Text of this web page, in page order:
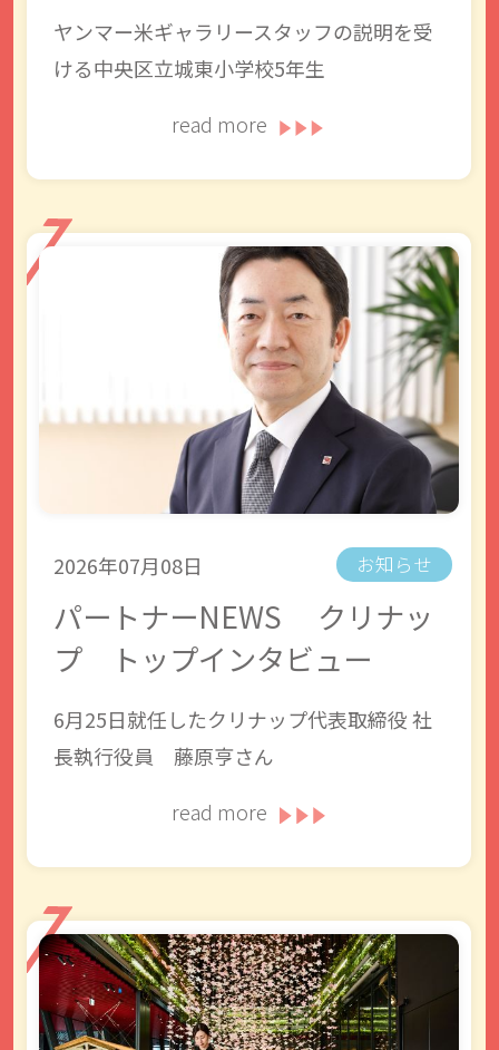
ヤンマー米ギャラリースタッフの説明を受
ける中央区立城東小学校5年生
read more
2026年07月08日 お知らせ
パートナーNEWS クリナッ
プ トップインタビュー
6月25日就任したクリナップ代表取締役 社
長執行役員 藤原亨さん
read more